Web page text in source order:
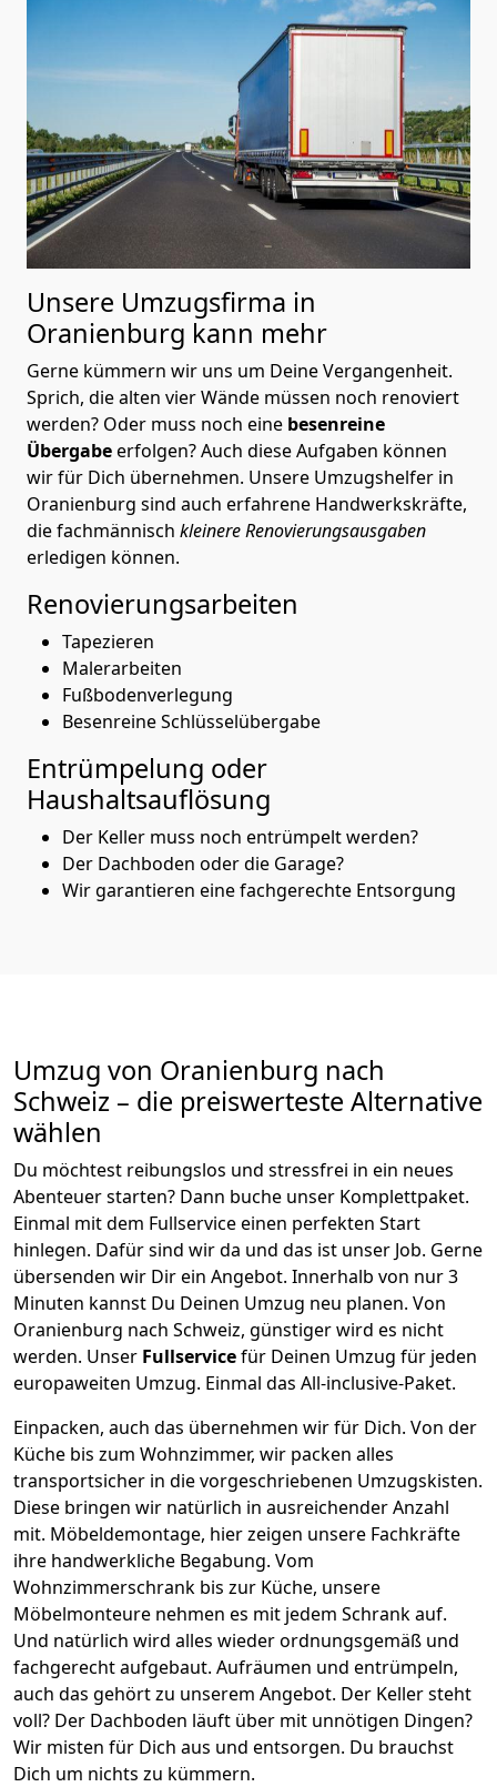
Unsere Umzugsfirma in
Oranienburg kann mehr
Gerne kümmern wir uns um Deine Vergangenheit.
Sprich, die alten vier Wände müssen noch renoviert
werden? Oder muss noch eine besenreine
Übergabeerfolgen? Auch diese Aufgaben können
wir für Dich übernehmen. Unsere Umzugshelfer in
Oranienburg sind auch erfahrene Handwerkskräfte,
die fachmännisch kleinere Renovierungsausgaben
erledigen können.
Renovierungsarbeiten
Tapezieren
Malerarbeiten
Fußbodenverlegung
Besenreine Schlüsselübergabe
Entrümpelung oder
Haushaltsauflösung
Der Keller muss noch entrümpelt werden?
Der Dachboden oder die Garage?
Wir garantieren eine fachgerechte Entsorgung
Umzug von Oranienburg nach
Schweiz – die preiswerteste Alternative
wählen
Du möchtest reibungslos und stressfrei in ein neues
Abenteuer starten? Dann buche unser Komplettpaket.
Einmal mit dem Fullservice einen perfekten Start
hinlegen. Dafür sind wir da und das ist unser Job. Gerne
übersenden wir Dir ein Angebot. Innerhalb von nur3
Minuten kannst Du Deinen Umzug neu planen. Von
Oranienburg nach Schweiz, günstiger wird es nicht
werden. Unser Fullservicefür Deinen Umzug für jeden
europaweiten Umzug. Einmal das All-inclusive-Paket.
Einpacken, auch das übernehmen wir für Dich. Von der
Küche bis zum Wohnzimmer, wir packen alles
transportsicher in die vorgeschriebenen Umzugskisten.
Diese bringen wir natürlich in ausreichender Anzahl
mit. Möbeldemontage, hier zeigen unsere Fachkräfte
ihre handwerkliche Begabung. Vom
Wohnzimmerschrank bis zur Küche, unsere
Möbelmonteure nehmen es mit jedem Schrank auf.
Und natürlich wird alles wieder ordnungsgemäß und
fachgerecht aufgebaut. Aufräumen und entrümpeln,
auch das gehört zu unserem Angebot. Der Keller steht
voll? Der Dachboden läuft über mit unnötigen Dingen?
Wir misten für Dich aus und entsorgen. Du brauchst
Dich um nichts zu kümmern.